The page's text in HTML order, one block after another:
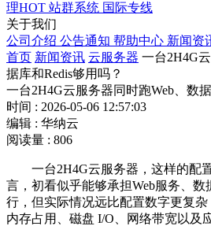
理HOT 站群系统 国际专线
关于我们
公司介绍 公告通知 帮助中心 新闻资
首页 新闻资讯 云服务器 一台2H4G
据库和Redis够用吗？
一台2H4G云服务器同时跑Web、数
时间 : 2026-05-06 12:57:03
编辑 : 华纳云
阅读量 : 806
一台2H4G云服务器，这样的配
言，初看似乎能够承担Web服务、数
行，但实际情况远比配置数字更复杂
内存占用、磁盘 I/O、网络带宽以及